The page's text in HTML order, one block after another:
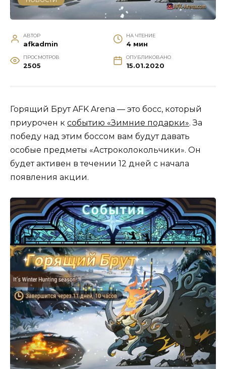
АВТОР
afkadmin
НА ЧТЕНИЕ
4 мин
ПРОСМОТРОВ
2505
ОПУБЛИКОВАНО
15.01.2020
Горящий Брут AFK Arena — это босс, который
приурочен к событию «Зимние подарки». За
победу над этим боссом вам будут давать
особые предметы «Астроколокольчики». Он
будет активен в течении 12 дней с начала
появления акции.